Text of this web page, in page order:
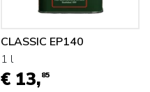
CLASSIC EP140
1 l
€ 13,85